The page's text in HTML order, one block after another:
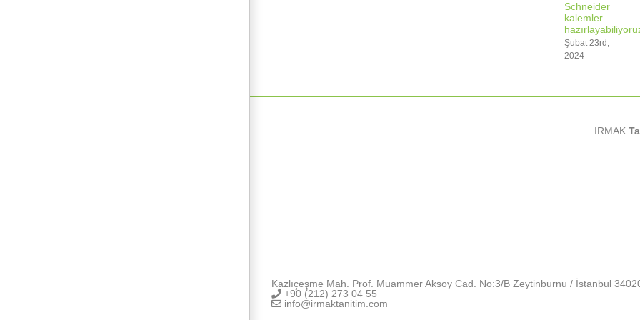
Schneider
kalemler
Şubat 23rd,
2024
IRMAK
Kazlıçeşme Mah. Prof. Muammer Aksoy Cad. No:3/B Zeytinburnu / İstanbul
+90 (212) 273 04 55
info@irmaktanitim.com